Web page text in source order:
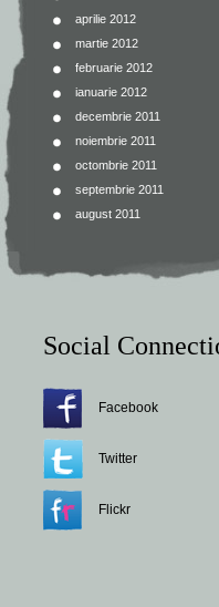
aprilie 2012
martie 2012
februarie 2012
ianuarie 2012
decembrie 2011
noiembrie 2011
octombrie 2011
septembrie 2011
august 2011
Social
Facebook
Twitter
Flickr